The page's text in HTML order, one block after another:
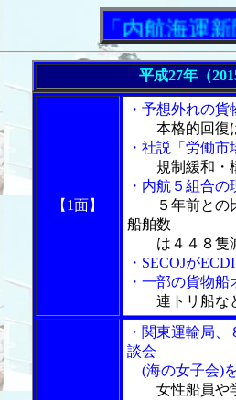
「内航海運新聞」
平成27年（
【1面】
・予想外れの
本格的回復
・社説「労働
規制緩和・
・内航５組合
５年前と
船舶数
は４４８隻
・SECOJが
・一部の貨物
連トリ船な
・関東運輸局
談会
(海の女子会)
女性船員や